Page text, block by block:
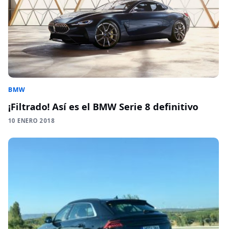
BMW
¡Filtrado! Así es el BMW Serie 8 definitivo
10 ENERO 2018